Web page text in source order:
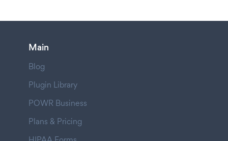
Main
Blog
Plugin Library
POWR Business
Plans & Pricing